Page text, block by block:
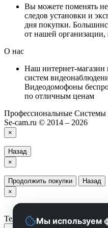
Вы можете поменять
следов установки и
дня покупки.
от нашей
О нас
Наш интернет-магазин
систем
Видеодомофоны
по отличным ценам
Профессиональные
Se-cam.ru © 2014 – 2026
×
Назад
×
Продолжить покупки
Назад
×
Телефон Мы используем